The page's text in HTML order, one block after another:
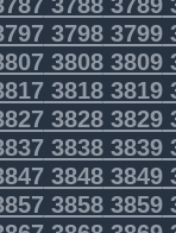
37983799
38083809
38183819
38283829
38383839
38483849
38583859